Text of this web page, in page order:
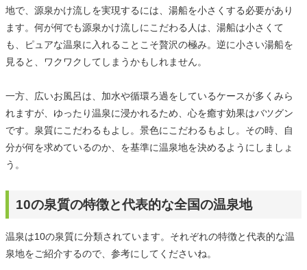
地で、源泉かけ流しを実現するには、湯船を小さくする必要があり
ます。何が何でも源泉かけ流しにこだわる人は、湯船は小さくて
も、ピュアな温泉に入れることこそ贅沢の極み。逆に小さい湯船を
見ると、ワクワクしてしまうかもしれません。
一方、広いお風呂は、加水や循環ろ過をしているケースが多くみら
れますが、ゆったり温泉に浸かれるため、心を癒す効果はバツグン
です。泉質にこだわるもよし。景色にこだわるもよし。その時、自
分が何を求めているのか、を基準に温泉地を決めるようにしましょ
う。
10の泉質の特徴と代表的な全国の温泉地
温泉は10の泉質に分類されています。それぞれの特徴と代表的な温
泉地をご紹介するので、参考にしてくださいね。